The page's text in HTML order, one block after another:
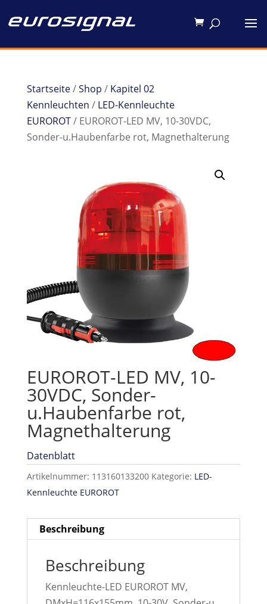
Startseite/Shop / Kapitel 02
Kennleuchten / LED-Kennleuchte
EUROROT/ EUROROT-LED MV, 10-30VDC,
Sonder-u.Haubenfarbe rot, Magnethalterung
EUROROT-LED MV, 10-
30VDC, Sonder-
u.Haubenfarbe rot,
Magnethalterung
Datenblatt
Artikelnummer: 113160133200 Kategorie: LED-
Kennleuchte EUROROT
Beschreibung
Beschreibung
Kennleuchte-LED EUROROT MV,